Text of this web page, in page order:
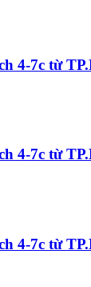
4-7c từ
4-7c từ
4-7c từ